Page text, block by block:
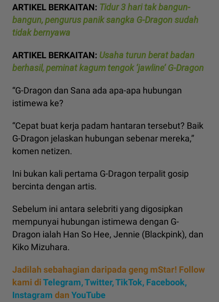
ARTIKEL BERKAITAN: Tidur 3 hari tak bangun-
bangun, pengurus panik sangka G-Dragon sudah
tidak bernyawa
ARTIKEL BERKAITAN: Usaha turun berat badan
berhasil, peminat kagum tengok ‘jawline’ G-Dragon
“G-Dragon dan Sana ada apa-apa hubungan
istimewa ke?
“Cepat buat kerja padam hantaran tersebut? Baik
G-Dragon jelaskan hubungan sebenar mereka,”
komen netizen.
Ini bukan kali pertama G-Dragon terpalit gosip
bercinta dengan artis.
Sebelum ini antara selebriti yang digosipkan
mempunyai hubungan istimewa dengan G-
Dragon ialah Han So Hee, Jennie (Blackpink), dan
Kiko Mizuhara.
Jadilah sebahagian daripada geng mStar! Follow
kami diTelegram,Twitter,TikTok, Facebook,
Instagram dan YouTube